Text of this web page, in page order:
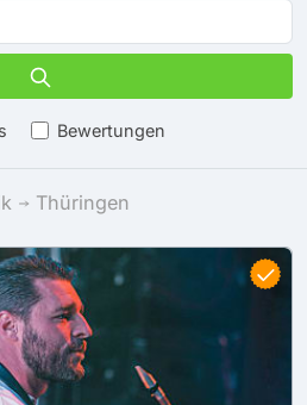
Bewertungen
Thüringen